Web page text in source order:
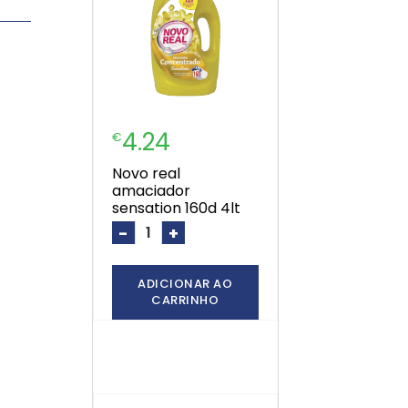
€4.24
novo real
amaciador
sensation 160d 4lt
- +
ADICIONAR AO
CARRINHO